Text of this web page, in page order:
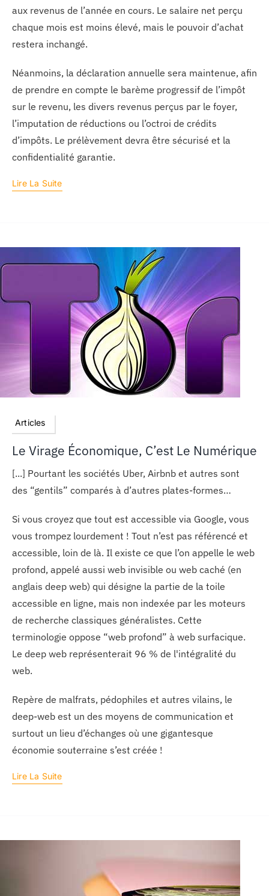
aux revenus de l’année en cours. Le salaire net perçu
chaque mois est moins élevé, mais le pouvoir d’achat
restera inchangé.
Néanmoins, la déclaration annuelle sera maintenue, afin
de prendre en compte le barème progressif de l’impôt
sur le revenu, les divers revenus perçus par le foyer,
l’imputation de réductions ou l’octroi de crédits
d’impôts. Le prélèvement devra être sécurisé et la
confidentialité garantie.
Lire La Suite
Articles
Le Virage Économique, C’est Le Numérique
[...] Pourtant les sociétés Uber, Airbnb et autres sont
des “gentils” comparés à d’autres plates-formes…
Si vous croyez que tout est accessible via Google, vous
vous trompez lourdement ! Tout n’est pas référencé et
accessible, loin de là. Il existe ce que l’on appelle le web
profond, appelé aussi web invisible ou web caché (en
anglais deep web) qui désigne la partie de la toile
accessible en ligne, mais non indexée par les moteurs
de recherche classiques généralistes. Cette
terminologie oppose “web profond” à web surfacique.
Le deep web représenterait 96 % de l'intégralité du
web.
Repère de malfrats, pédophiles et autres vilains, le
deep-web est un des moyens de communication et
surtout un lieu d’échanges où une gigantesque
économie souterraine s’est créée !
Lire La Suite